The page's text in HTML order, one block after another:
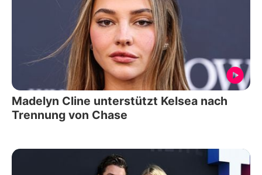
Madelyn Cline unterstützt Kelsea nach
Trennung von Chase